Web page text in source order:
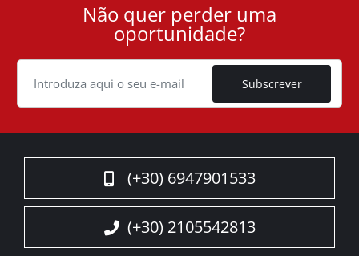
Cookie
Não quer perder uma
oportunidade?
Subscrever
(+30) 6947901533
(+30) 2105542813